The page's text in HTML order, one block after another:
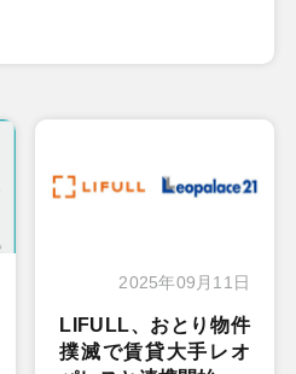
2025年09月11日
LIFULL、おとり物件
撲滅で賃貸大手レオ